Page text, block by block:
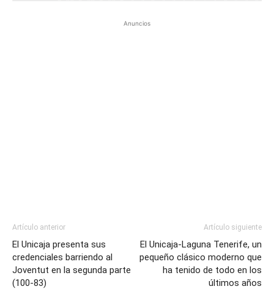
Anuncios
Artículo anterior
El Unicaja presenta sus
credenciales barriendo al
Joventut en la segunda parte
(100-83)
Artículo siguiente
El Unicaja-Laguna Tenerife, un
pequeño clásico moderno que
ha tenido de todo en los
últimos años